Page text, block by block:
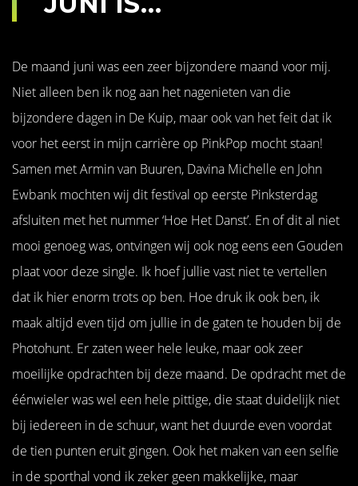
De maand juni was een zeer bijzondere maand voor mij.
Niet alleen ben ik nog aan het nagenieten van die
bijzondere dagen in De Kuip, maar ook van het feit dat ik
voor het eerst in mijn carrière op PinkPop mocht staan!
Samen met Armin van Buuren, Davina Michelle en John
Ewbank mochten wij dit festival op eerste Pinksterdag
afsluiten met het nummer ‘Hoe Het Danst’. En of dit al niet
mooi genoeg was, ontvingen wij ook nog eens een Gouden
plaat voor deze single. Ik hoef jullie vast niet te vertellen
dat ik hier enorm trots op ben. Hoe druk ik ook ben, ik
maak altijd even tijd om jullie in de gaten te houden bij de
Photohunt. Er zaten weer hele leuke, maar ook zeer
moeilijke opdrachten bij deze maand. De opdracht met de
éénwieler was wel een hele pittige, die staat duidelijk niet
bij iedereen in de schuur, want het duurde even voordat
de tien punten eruit gingen. Ook het maken van een selfie
in de sporthal vond ik zeker geen makkelijke, maar